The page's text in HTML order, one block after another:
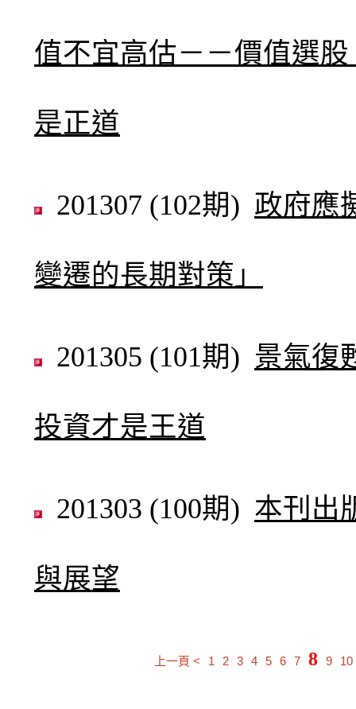
值不宜高估－－價值選
是正道
201307 (102期) 政府應
變遷的長期對策」
201305 (101期) 景氣復
投資才是王道
201303 (100期) 本刊出
與展望
上一頁 < 1 2 3 4 5 6 7 8 9 10